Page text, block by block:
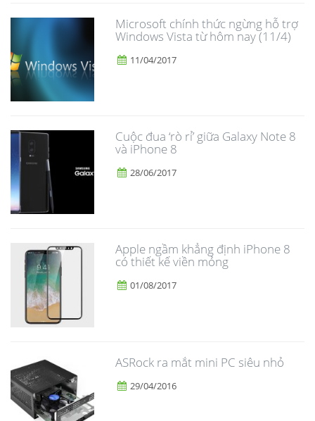
Microsoft chính thức ngừng hỗ trợ
Windows Vista từ hôm nay (11/4)
11/04/2017
​Cuộc đua ‘rò rỉ’ giữa Galaxy Note 8
và iPhone 8
28/06/2017
Apple ngầm khẳng định iPhone 8
có thiết kế viền mỏng
01/08/2017
ASRock ra mắt mini PC siêu nhỏ
29/04/2016